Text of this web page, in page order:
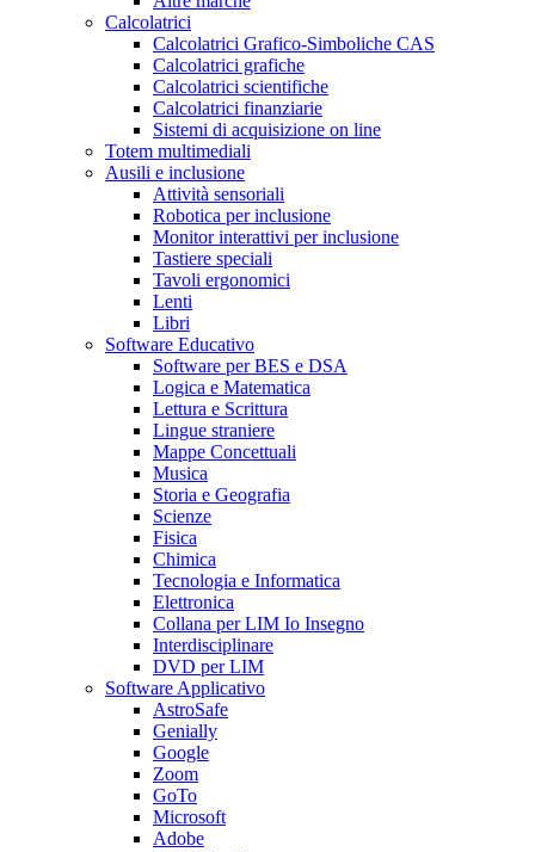
Calcolatrici
Calcolatrici Grafico-Simboliche CAS
Calcolatrici grafiche
Calcolatrici scientifiche
Calcolatrici finanziarie
Sistemi di acquisizione on line
Totem multimediali
Ausili e inclusione
Attività sensoriali
Robotica per inclusione
Monitor interattivi per inclusione
Tastiere speciali
Tavoli ergonomici
Lenti
Libri
Software Educativo
Software per BES e DSA
Logica e Matematica
Lettura e Scrittura
Lingue straniere
Mappe Concettuali
Musica
Storia e Geografia
Scienze
Fisica
Chimica
Tecnologia e Informatica
Elettronica
Collana per LIM Io Insegno
Interdisciplinare
DVD per LIM
Software Applicativo
AstroSafe
Genially
Google
Zoom
GoTo
Microsoft
Adobe